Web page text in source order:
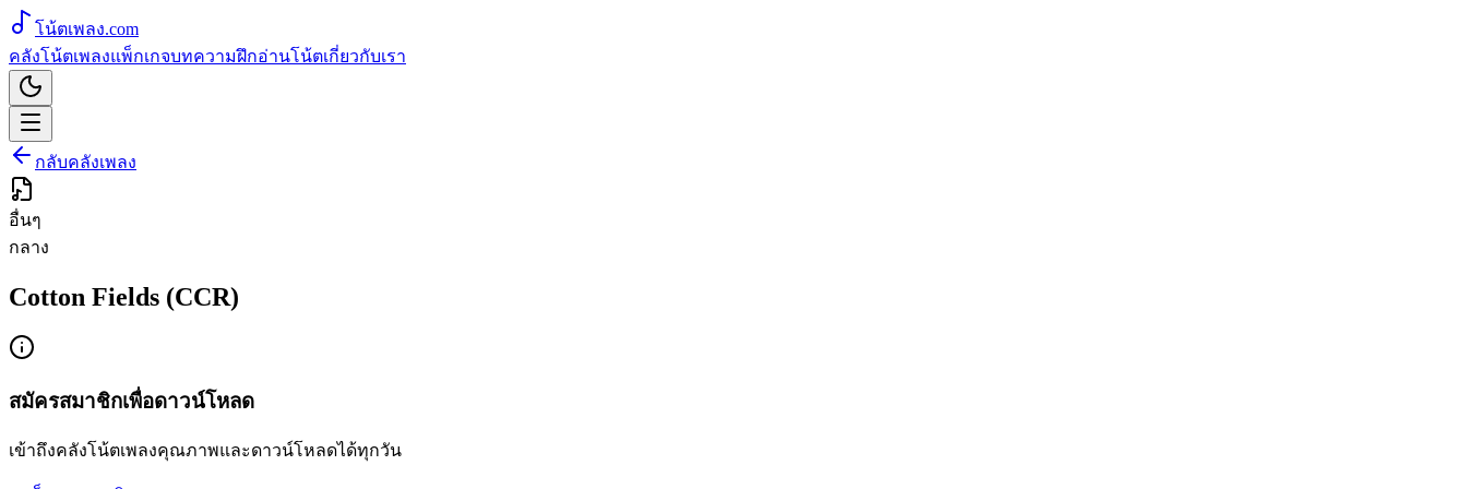
โน้ตเพลง.com
คลังโน้ตเพลงแพ็กเกจบทความฝึกอ่านโน้ตเกี่ยวกับเรา
กลับคลังเพลง
อื่นๆ
กลาง
Cotton Fields (CCR)
สมัครสมาชิกเพื่อดาวน์โหลด
เข้าถึงคลังโน้ตเพลงคุณภาพและดาวน์โหลดได้ทุกวัน